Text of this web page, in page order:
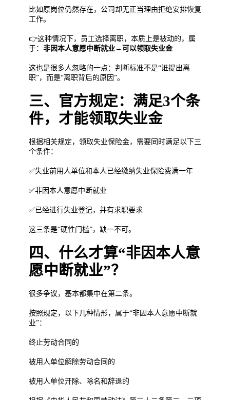
比如原岗位仍然存在，公司却无正当理由拒绝安排恢复
工作。
👉这种情况下，员工选择离职，本质上是被动的，属
于： 非因本人意愿中断就业→可以领取失业金
这也是很多人忽略的一点：判断标准不是“谁提出离
职”，而是“离职背后的原因”。
三、官方规定：满足3个条
件，才能领取失业金
根据相关规定，领取失业保险金，需要同时满足以下三
个条件：
✅失业前用人单位和本人已经缴纳失业保险费满一年
✅非因本人意愿中断就业
✅已经进行失业登记，并有求职要求
这三条是“硬性门槛”，缺一不可。
四、什么才算“非因本人意
愿中断就业”？
很多争议，基本都集中在第二条。
按照规定，以下几种情形，属于“非因本人意愿中断就
业”：
终止劳动合同的
被用人单位解除劳动合同的
被用人单位开除、除名和辞退的